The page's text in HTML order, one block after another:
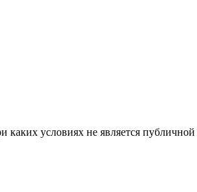
условиях не является